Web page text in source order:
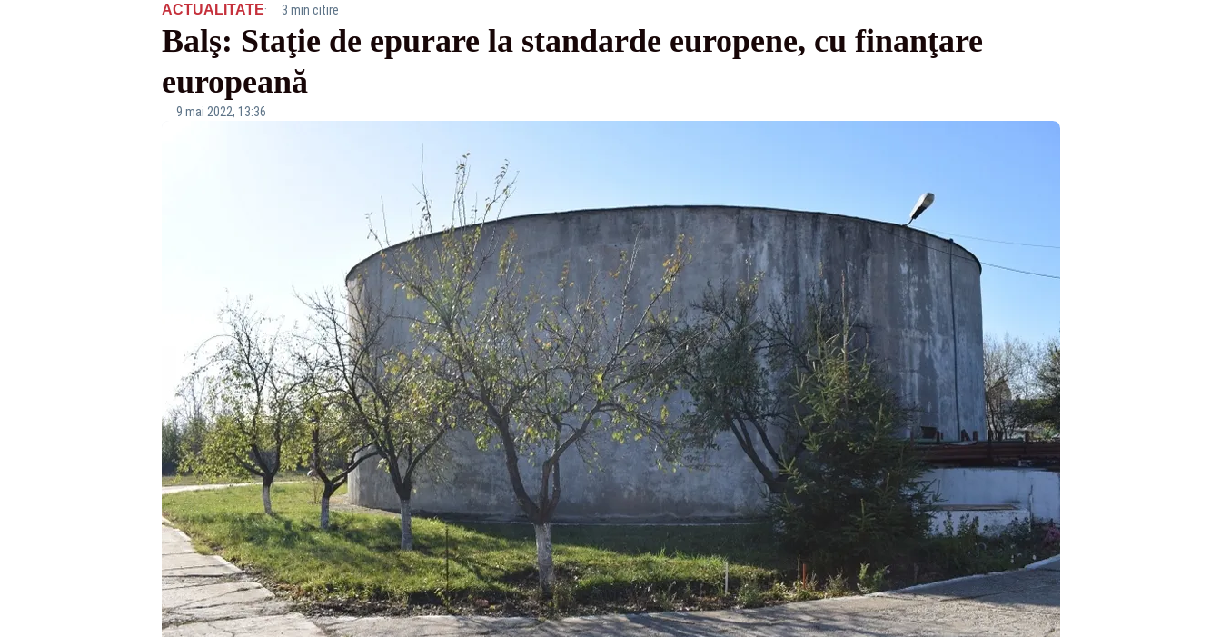
ACTUALITATE· 3 min citire
Balş: Staţie de epurare la standarde europene, cu finanţare
europeană
9 mai 2022, 13:36